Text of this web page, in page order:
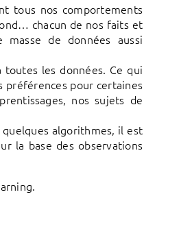
tous nos comportements
chacun de nos faits et
de données aussi
les données. Ce qui
préférences pour certaines
nos sujets de
algorithmes, il est
la base des observations